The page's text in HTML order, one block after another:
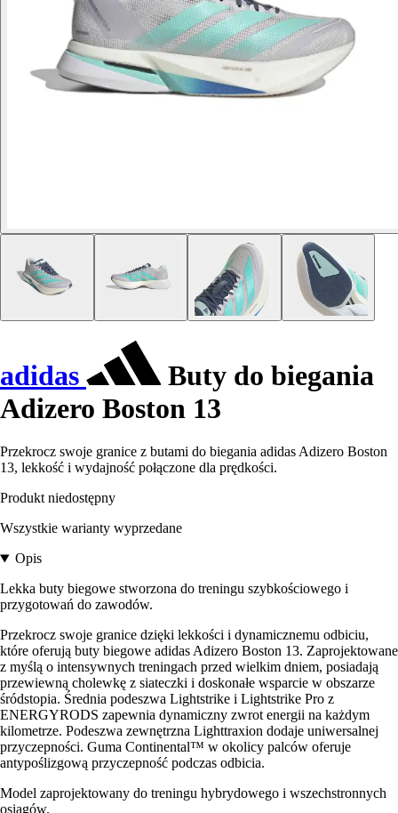
adidas
Buty do biegania
Adizero Boston 13
Przekrocz swoje granice z butami do biegania adidas Adizero Boston
13, lekkość i wydajność połączone dla prędkości.
Produkt niedostępny
Wszystkie warianty wyprzedane
Opis
Lekka buty biegowe stworzona do treningu szybkościowego i
przygotowań do zawodów.
Przekrocz swoje granice dzięki lekkości i dynamicznemu odbiciu,
które oferują buty biegowe adidas Adizero Boston 13. Zaprojektowane
z myślą o intensywnych treningach przed wielkim dniem, posiadają
przewiewną cholewkę z siateczki i doskonałe wsparcie w obszarze
śródstopia. Średnia podeszwa Lightstrike i Lightstrike Pro z
ENERGYRODS zapewnia dynamiczny zwrot energii na każdym
kilometrze. Podeszwa zewnętrzna Lighttraxion dodaje uniwersalnej
przyczepności. Guma Continental™ w okolicy palców oferuje
antypoślizgową przyczepność podczas odbicia.
Model zaprojektowany do treningu hybrydowego i wszechstronnych
osiągów.